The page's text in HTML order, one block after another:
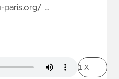
paris.org/ …